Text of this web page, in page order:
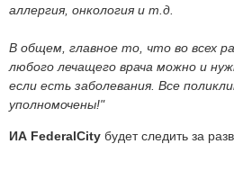
аллергия, онкология и т.д.
В общем, главное то, что во всех
любого лечащего врача можно и
если есть заболевания. Все
уполномочены!"
ИА FederalCity будет следить за